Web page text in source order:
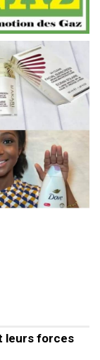
leurs forces